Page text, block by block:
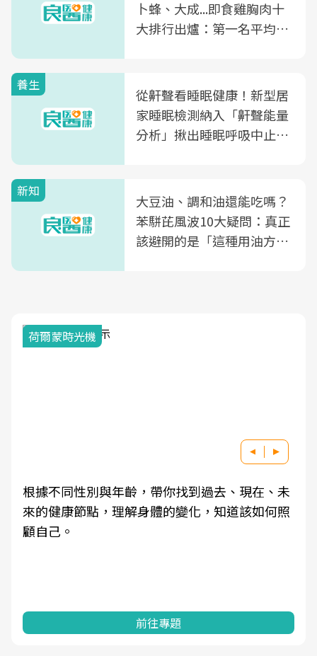
卜蜂、大成...即食雞胸肉十
大排行出爐：第一名平均一
養生
從鼾聲看睡眠健康！新型居
家睡眠檢測納入「鼾聲能量
分析」揪出睡眠呼吸中止症
新知
大豆油、調和油還能吃嗎？
苯駢芘風波10大疑問：真正
該避開的是「這種用油方
荷爾蒙時光機
根據不同性別與年齡，帶你找到過去、現在、未
來的健康節點，理解身體的變化，知道該如何照
顧自己。
前往專題